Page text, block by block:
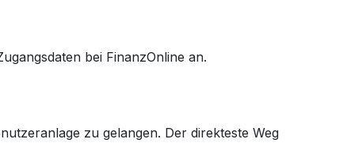
bei FinanzOnline an.
zu gelangen. Der direkteste Weg